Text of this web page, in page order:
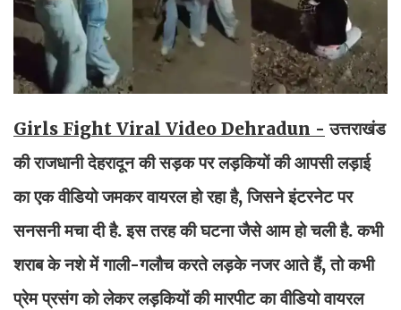
Girls Fight Viral Video Dehradun - उत्तराखंड
की राजधानी देहरादून की सड़क पर लड़कियों की आपसी लड़ाई
का एक वीडियो जमकर वायरल हो रहा है, जिसने इंटरनेट पर
सनसनी मचा दी है. इस तरह की घटना जैसे आम हो चली है. कभी
शराब के नशे में गाली-गलौच करते लड़के नजर आते हैं, तो कभी
प्रेम प्रसंग को लेकर लड़कियों की मारपीट का वीडियो वायरल